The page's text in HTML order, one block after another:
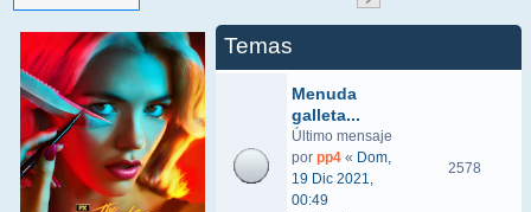
Temas
Menuda
galleta...
Último mensaje
por pp4 « Dom,
19 Dic 2021,
00:49
2578